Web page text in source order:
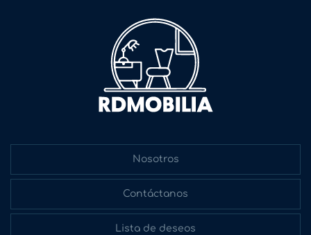
Nosotros
Contáctanos
Lista de deseos